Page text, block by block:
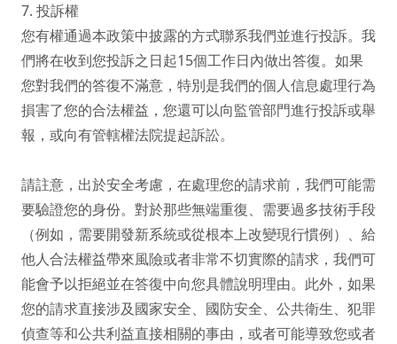
7. 投訴權
您有權通過本政策中披露的方式聯系我們並進行投訴。我
們將在收到您投訴之日起15個工作日內做出答復。如果
您對我們的答復不滿意，特別是我們的個人信息處理行為
損害了您的合法權益，您還可以向監管部門進行投訴或舉
報，或向有管轄權法院提起訴訟。
請註意，出於安全考慮，在處理您的請求前，我們可能需
要驗證您的身份。對於那些無端重復、需要過多技術手段
（例如，需要開發新系統或從根本上改變現行慣例）、給
他人合法權益帶來風險或者非常不切實際的請求，我們可
能會予以拒絕並在答復中向您具體說明理由。此外，如果
您的請求直接涉及國家安全、國防安全、公共衛生、犯罪
偵查等和公共利益直接相關的事由，或者可能導致您或者